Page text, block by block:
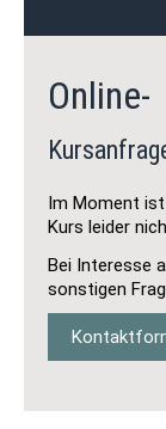
Online-
Im Moment
Kurs leider
Bei Interesse
sonstigen